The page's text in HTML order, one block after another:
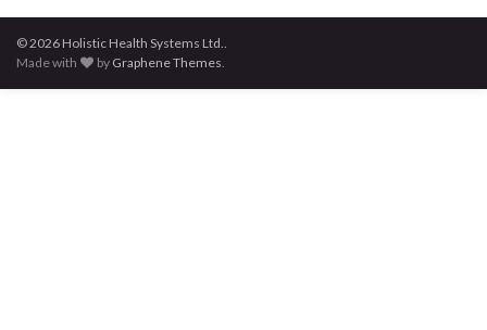
© 2026 Holistic Health Systems Ltd..
Made with
by Graphene Themes